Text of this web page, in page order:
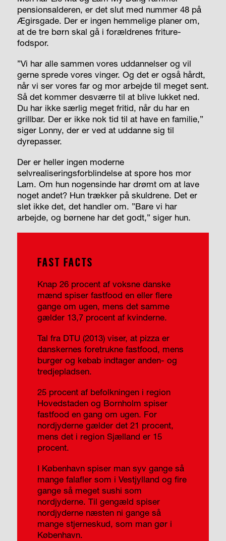
pensionsalderen, er det slut med nummer 48 på
Ægirsgade. Der er ingen hemmelige planer om,
at de tre børn skal gå i forældrenes friture-
fodspor.
”Vi har alle sammen vores uddannelser og vil
gerne sprede vores vinger. Og det er også hårdt,
når vi ser vores far og mor arbejde til meget sent.
Så det kommer desværre til at blive lukket ned.
Du har ikke særlig meget fritid, når du har en
grillbar. Der er ikke nok tid til at have en familie,”
siger Lonny, der er ved at uddanne sig til
dyrepasser.
Der er heller ingen moderne
selvrealiseringsforblindelse at spore hos mor
Lam. Om hun nogensinde har drømt om at lave
noget andet? Hun trækker på skuldrene. Det er
slet ikke det, det handler om. ”Bare vi har
arbejde, og børnene har det godt,” siger hun.
FAST FACTS
Knap 26 procent af voksne danske
mænd spiser fastfood en eller flere
gange om ugen, mens det samme
gælder 13,7 procent af kvinderne.
Tal fra DTU (2013) viser, at pizza er
danskernes foretrukne fastfood, mens
burger og kebab indtager anden- og
tredjepladsen.
25 procent af befolkningen i region
Hovedstaden og Bornholm spiser
fastfood en gang om ugen. For
nordjyderne gælder det 21 procent,
mens det i region Sjælland er 15
procent.
I København spiser man syv gange så
mange falafler som i Vestjylland og fire
gange så meget sushi som
nordjyderne. Til gengæld spiser
nordjyderne næsten ni gange så
mange stjerneskud, som man gør i
København.